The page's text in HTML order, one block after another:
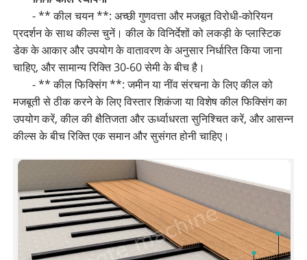
- ** कील चयन **: अच्छी गुणवत्ता और मजबूत विरोधी-कोरियन
प्रदर्शन के साथ कील्स चुनें। कील के विनिर्देशों को लकड़ी के प्लास्टिक
डेक के आकार और उपयोग के वातावरण के अनुसार निर्धारित किया जाना
चाहिए, और सामान्य रिक्ति 30-60 सेमी के बीच है।
- ** कील फिक्सिंग **: जमीन या नींव संरचना के लिए कील को
मजबूती से ठीक करने के लिए विस्तार शिकंजा या विशेष कील फिक्सिंग का
उपयोग करें, कील की क्षैतिजता और ऊर्ध्वाधरता सुनिश्चित करें, और आसन्न
कील्स के बीच रिक्ति एक समान और सुसंगत होनी चाहिए।